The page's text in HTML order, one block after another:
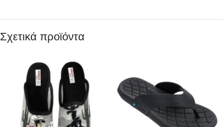
Σχετικά προϊόντα